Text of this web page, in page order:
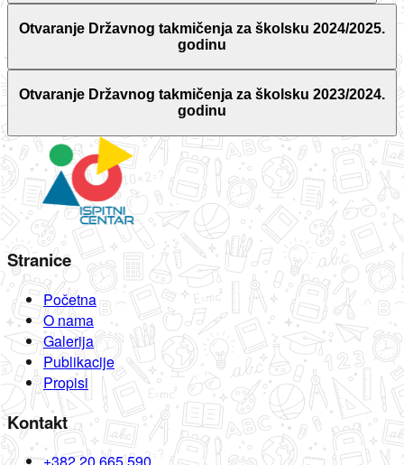
Otvaranje Državnog takmičenja za školsku 2024/2025.
godinu
Otvaranje Državnog takmičenja za školsku 2023/2024.
godinu
Stranice
Početna
O nama
Galerija
Publikacije
Propisi
Kontakt